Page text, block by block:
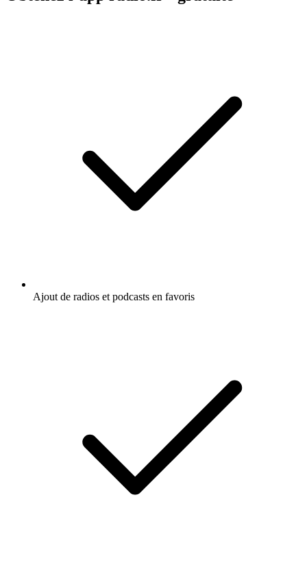
Ajout de radios et podcasts en favoris